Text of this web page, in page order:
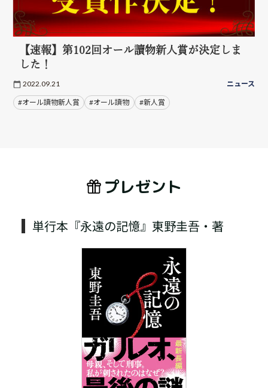
【速報】第102回オール讀物新人賞が決定しま
した！
2022.09.21 ニュース
#オール讀物新人賞 #オール讀物 #新人賞
プレゼント
単行本『永遠の記憶』東野圭吾・著